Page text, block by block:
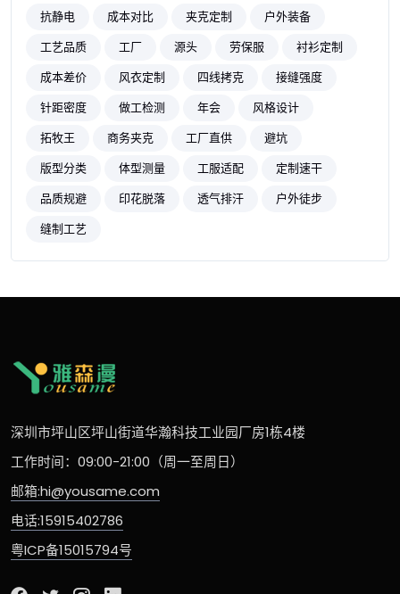
抗静电 成本对比 夹克定制
户外装备
工艺品质
工厂 源头 劳保服
衬衫定制
成本差价
风衣定制 四线拷克
接缝强度
针距密度
做工检测 年会
风格设计
拓牧王
商务夹克 工厂直供
避坑
版型分类
体型测量 工服适配
定制速干
品质规避
印花脱落 透气排汗
户外徒步
缝制工艺
深圳市坪山区坪山街道华瀚科技工业园厂房1栋4楼
工作时间：09:00-21:00（周一至周日）
邮箱:hi@yousame.com
电话:15915402786
粤ICP备15015794号